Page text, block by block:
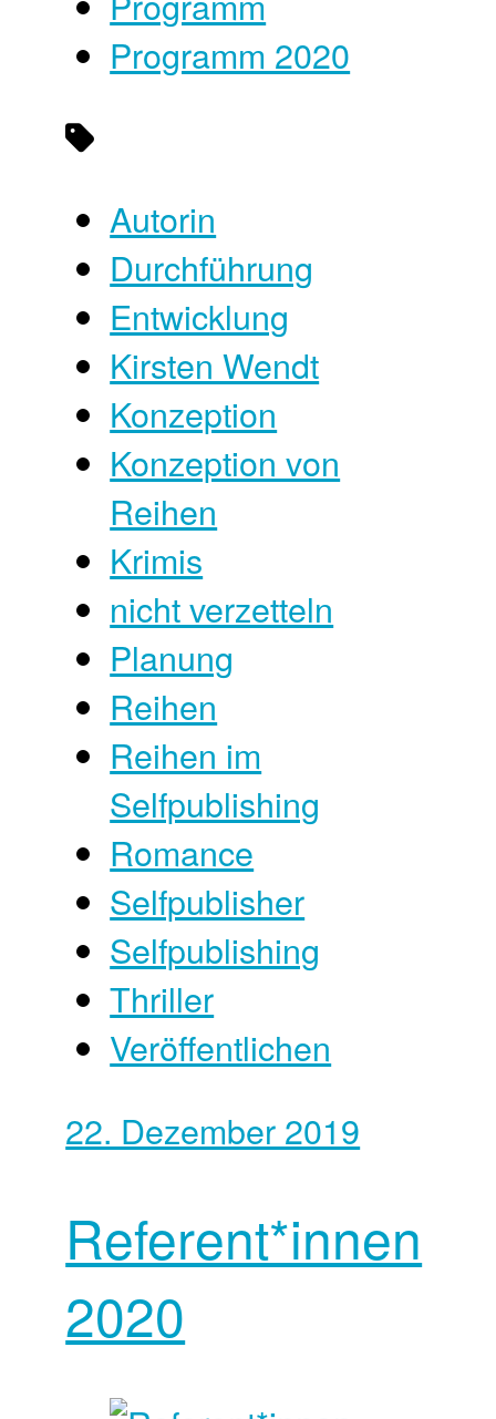
Programm 2020
Autorin
Durchführung
Entwicklung
Kirsten Wendt
Konzeption
Konzeption von
Reihen
Krimis
nicht verzetteln
Planung
Reihen
Reihen im
Selfpublishing
Romance
Selfpublisher
Selfpublishing
Thriller
Veröffentlichen
22. Dezember 2019
Referent*innen
2020